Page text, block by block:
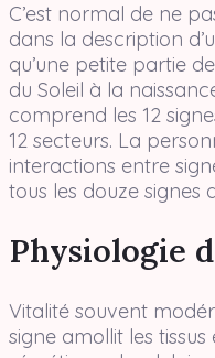
C’est normal de ne
dans la description
qu’une petite partie
du Soleil à la
comprend les 12
12 secteurs. La
interactions entre
tous les douze signes
Physiologie
Vitalité souvent
signe amollit les